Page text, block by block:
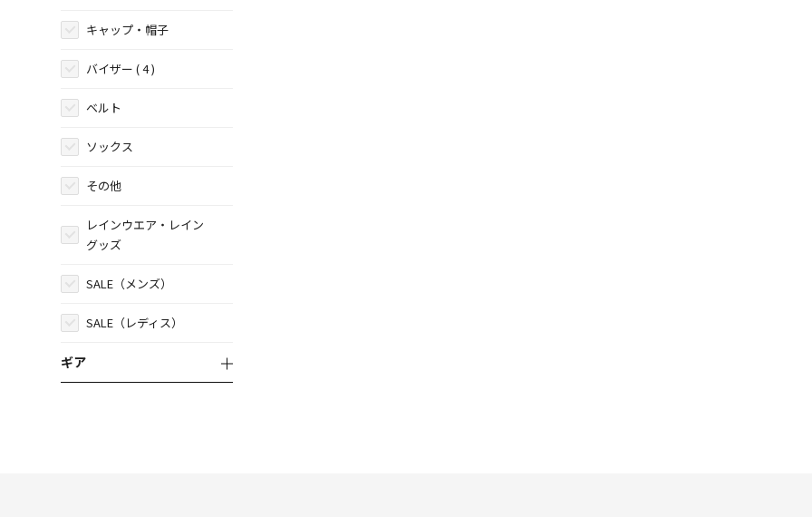
キャップ・帽子
バイザー ( 4 )
ベルト
ソックス
その他
レインウエア・レイン
グッズ
SALE（メンズ）
SALE（レディス）
ギア